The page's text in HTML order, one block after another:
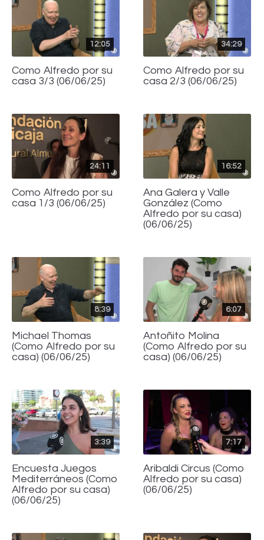
12:05
Como Alfredo por su
casa 3/3 (06/06/25)
34:29
Como Alfredo por su
casa 2/3 (06/06/25)
24:11
Como Alfredo por su
casa 1/3 (06/06/25)
16:52
Ana Galera y Valle
González (Como
Alfredo por su casa)
(06/06/25)
8:39
Michael Thomas
(Como Alfredo por su
casa) (06/06/25)
6:07
Antoñito Molina
(Como Alfredo por su
casa) (06/06/25)
3:39
Encuesta Juegos
Mediterráneos (Como
Alfredo por su casa)
(06/06/25)
7:17
Aribaldi Circus (Como
Alfredo por su casa)
(06/06/25)